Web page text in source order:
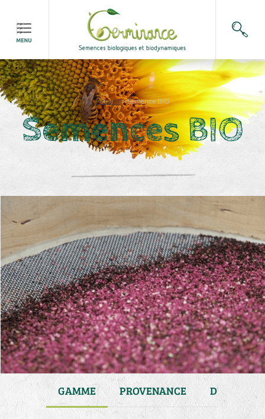
Accueil>Semence BIO
Semences BIO
GAMME PROVENANCE DURÉE DE